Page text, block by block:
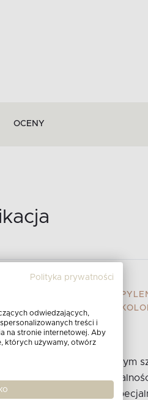
OCENY
OGRODOWY
SZARY FICCARI -
z włóknem szklanym
z wyjątkową
sztucznego -
Polityka prywatności
odwiedzających,
treści i
na stronie internetowej. Aby
których używamy, otwórz